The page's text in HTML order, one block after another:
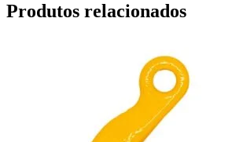
Produtos relacionados